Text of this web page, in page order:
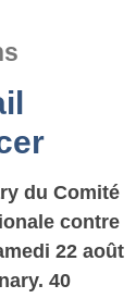
du Comité
contre
22 août
40